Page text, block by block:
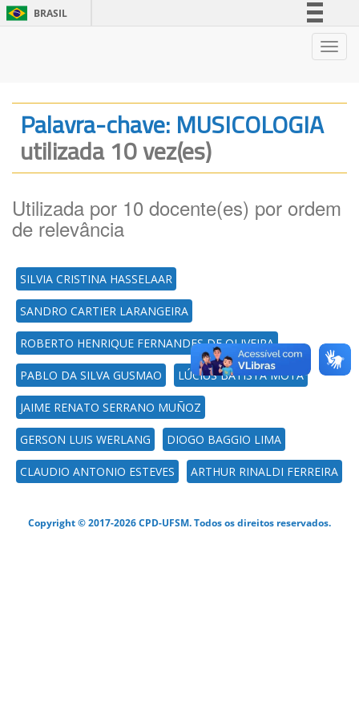
BRASIL
Legislação
Palavra-chave: MUSICOLOGIA
utilizada 10 vez(es)
Utilizada por 10 docente(es) por ordem
de relevância
SILVIA CRISTINA HASSELAAR
SANDRO CARTIER LARANGEIRA
ROBERTO HENRIQUE FERNANDES DE OLIVEIRA
PABLO DA SILVA GUSMAO LÚCIUS BATISTA MOTA
JAIME RENATO SERRANO MUÑOZ
GERSON LUIS WERLANG DIOGO BAGGIO LIMA
CLAUDIO ANTONIO ESTEVES ARTHUR RINALDI FERREIRA
Copyright © 2017-2026 CPD-UFSM. Todos os direitos reservados.